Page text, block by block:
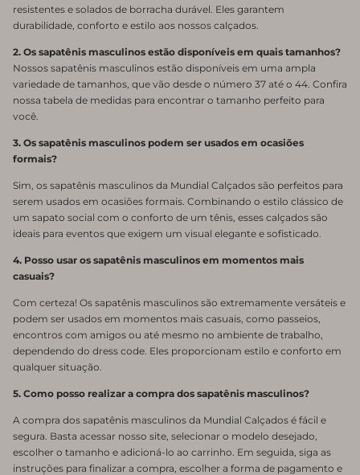
resistentes e solados de borracha durável. Eles garantem
durabilidade, conforto e estilo aos nossos calçados.
2. Os sapatênis masculinos estão disponíveis em quais tamanhos?
Nossos sapatênis masculinos estão disponíveis em uma ampla
variedade de tamanhos, que vão desde o número 37 até o 44. Confira
nossa tabela de medidas para encontrar o tamanho perfeito para
você.
3. Os sapatênis masculinos podem ser usados em ocasiões
formais?
Sim, os sapatênis masculinos da Mundial Calçados são perfeitos para
serem usados em ocasiões formais. Combinando o estilo clássico de
um sapato social com o conforto de um tênis, esses calçados são
ideais para eventos que exigem um visual elegante e sofisticado.
4. Posso usar os sapatênis masculinos em momentos mais
casuais?
Com certeza! Os sapatênis masculinos são extremamente versáteis e
podem ser usados em momentos mais casuais, como passeios,
encontros com amigos ou até mesmo no ambiente de trabalho,
dependendo do dress code. Eles proporcionam estilo e conforto em
qualquer situação.
5. Como posso realizar a compra dos sapatênis masculinos?
A compra dos sapatênis masculinos da Mundial Calçados é fácil e
segura. Basta acessar nosso site, selecionar o modelo desejado,
escolher o tamanho e adicioná-lo ao carrinho. Em seguida, siga as
instruções para finalizar a compra, escolher a forma de pagamento e